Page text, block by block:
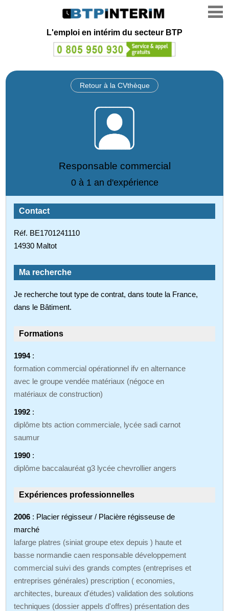
L'emploi en intérim du secteur BTP
Retour à la CVthèque
Responsable commercial
0 à 1 an d'expérience
Contact
Réf. BE1701241110
14930 Maltot
Ma recherche
Je recherche tout type de contrat, dans toute la France,
dans le Bâtiment.
Formations
1994:
formation commercial opérationnel ifv en alternance
avec le groupe vendée matériaux (négoce en
matériaux de construction)
1992 :
diplôme bts action commerciale, lycée sadi carnot
saumur
1990 :
diplôme baccalauréat g3 lycée chevrollier angers
Expériences professionnelles
2006 : Placier régisseur / Placière régisseuse de
marché
lafarge platres (siniat groupe etex depuis ) haute et
basse normandie caen responsable développement
commercial suivi des grands comptes (entreprises et
entreprises générales) prescription ( economies,
architectes, bureaux d'études) validation des solutions
techniques (dossier appels d'offres) présentation des